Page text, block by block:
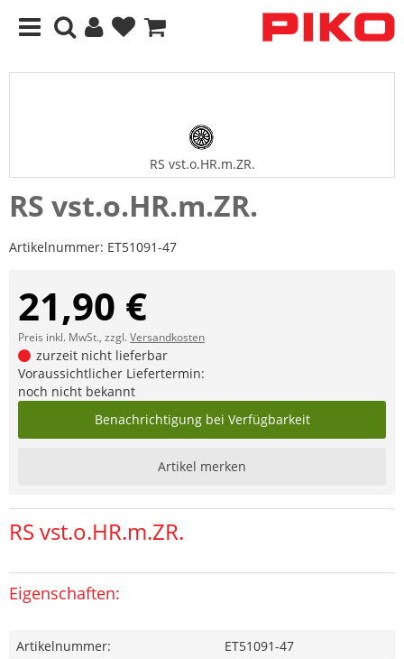
RS vst.o.HR.m.ZR.
RS vst.o.HR.m.ZR.
Artikelnummer: ET51091-47
21,90 €
Preis inkl. MwSt., zzgl.Versandkosten
zurzeit nicht lieferbar
Voraussichtlicher Liefertermin:
noch nicht bekannt
Benachrichtigung bei Verfügbarkeit
Artikel merken
RS vst.o.HR.m.ZR.
Eigenschaften:
Artikelnummer:
ET51091-47